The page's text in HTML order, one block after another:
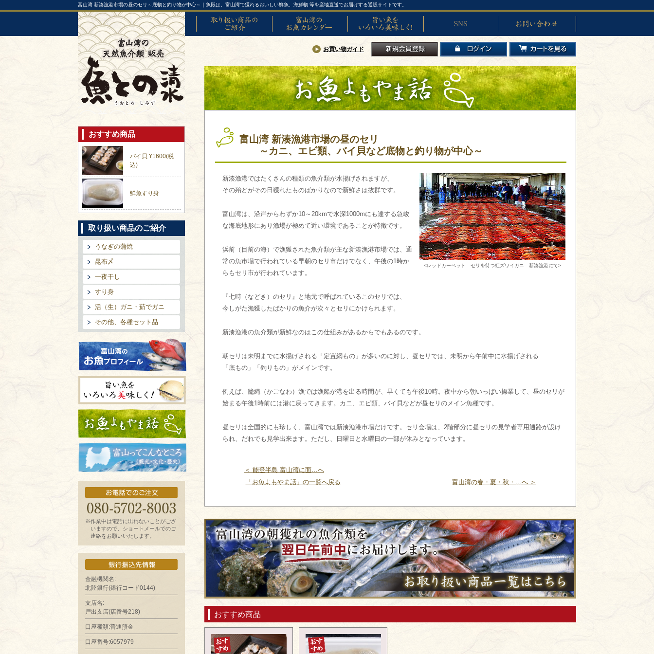
富山湾 新湊漁港市場の昼のセリ～底物と釣り物が中心～｜魚殿は、富山湾で獲れるおいしい鮮魚、海鮮物 等を産地直送でお届けする通販サイトです。
旨い魚をいろいろ美味しく!
SNS
お問い合わせ
おすすめ商品
バイ貝 ¥1600(税
込)
鮮魚すり身
取り扱い商品のご紹介
うなぎの蒲焼
昆布〆
一夜干し
すり身
活（生）ガニ・茹でガニ
その他、各種セット品
富山湾のお魚プロフィール
旨い魚をいろいろ美味しく!
お魚よもやま話
史）
※作業中は電話に出れないことがござ
いますので、ショートメールでのご
連絡をお願いいたします。
金融機関名:
北陸銀行(銀行コード0144)
支店名:
戸出支店(店番号218)
口座種類:普通預金
口座番号:6057979
お買い物ガイド
富山湾 新湊漁港市場の昼のセリ
～カニ、エビ類、バイ貝など底物と釣り物が中心～
<レッドカーペット セリを待つ紅ズワイガニ 新湊漁港にて>
新湊漁港ではたくさんの種類の魚介類が水揚げされますが、
その殆どがその日獲れたものばかりなので新鮮さは抜群です。
富山湾は、沿岸からわずか10～20kmで水深1000mにも達する急峻
な海底地形にあり漁場が極めて近い環境であることが特徴です。
浜前（目前の海）で漁獲された魚介類が主な新湊漁港市場では、通
常の魚市場で行われている早朝のセリ市だけでなく、午後の1時か
らもセリ市が行われています。
『七時（などき）のセリ』と地元で呼ばれているこのセリでは、
今しがた漁獲したばかりの魚介が次々とセリにかけられます。
新湊漁港の魚介類が新鮮なのはこの仕組みがあるからでもあるのです。
朝セリは未明までに水揚げされる「定置網もの」が多いのに対し、昼セリでは、未明から午前中に水揚げされる
「底もの」「釣りもの」がメインです。
例えば、籠縄（かごなわ）漁では漁船が港を出る時間が、早くても午後10時。夜中から朝いっぱい操業して、昼のセリが
始まる午後1時前には港に戻ってきます。カニ、エビ類、バイ貝などが昼セリのメイン魚種です。
昼セリは全国的にも珍しく、富山湾では新湊漁港市場だけです。セリ会場は、2階部分に昼セリの見学者専用通路が設け
られ、だれでも見学出来ます。ただし、日曜日と水曜日の一部が休みとなっています。
＜ 能登半島 富山湾に面…へ
「お魚よもやま話」の一覧へ戻る
富山湾の春・夏・秋・…へ ＞
おすすめ商品